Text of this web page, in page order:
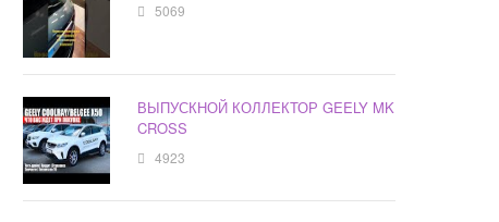
5069
ВЫПУСКНОЙ КОЛЛЕКТОР GEELY MK
CROSS
4923